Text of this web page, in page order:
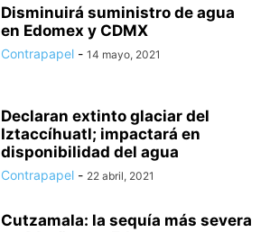
Disminuirá suministro de agua
en Edomex y CDMX
Contrapapel - 14 mayo, 2021
Declaran extinto glaciar del
Iztaccíhuatl; impactará en
disponibilidad del agua
Contrapapel - 22 abril, 2021
Cutzamala: la sequía más severa